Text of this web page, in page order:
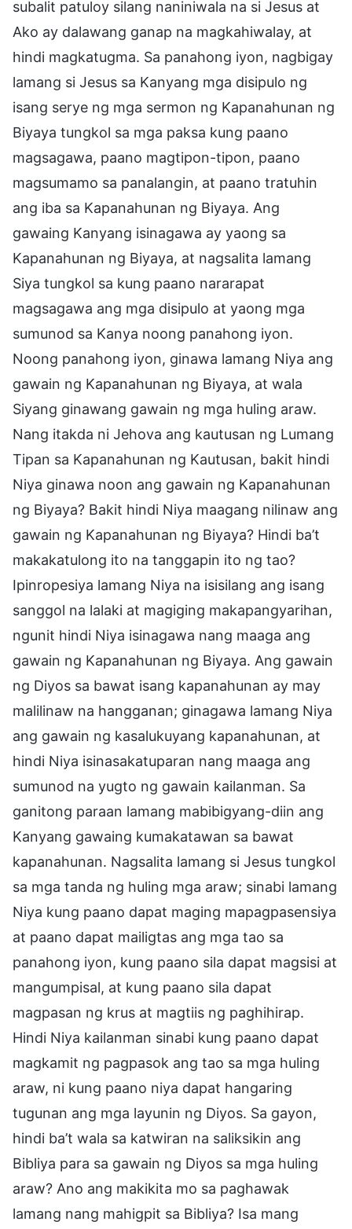
subalit patuloy silang naniniwala na si Jesus at
Ako ay dalawang ganap na magkahiwalay, at
hindi magkatugma. Sa panahong iyon, nagbigay
lamang si Jesus sa Kanyang mga disipulo ng
isang serye ng mga sermon ng Kapanahunan ng
Biyaya tungkol sa mga paksa kung paano
magsagawa, paano magtipon-tipon, paano
magsumamo sa panalangin, at paano tratuhin
ang iba sa Kapanahunan ng Biyaya. Ang
gawaing Kanyang isinagawa ay yaong sa
Kapanahunan ng Biyaya, at nagsalita lamang
Siya tungkol sa kung paano nararapat
magsagawa ang mga disipulo at yaong mga
sumunod sa Kanya noong panahong iyon.
Noong panahong iyon, ginawa lamang Niya ang
gawain ng Kapanahunan ng Biyaya, at wala
Siyang ginawang gawain ng mga huling araw.
Nang itakda ni Jehova ang kautusan ng Lumang
Tipan sa Kapanahunan ng Kautusan, bakit hindi
Niya ginawa noon ang gawain ng Kapanahunan
ng Biyaya? Bakit hindi Niya maagang nilinaw ang
gawain ng Kapanahunan ng Biyaya? Hindi ba’t
makakatulong ito na tanggapin ito ng tao?
Ipinropesiya lamang Niya na isisilang ang isang
sanggol na lalaki at magiging makapangyarihan,
ngunit hindi Niya isinagawa nang maaga ang
gawain ng Kapanahunan ng Biyaya. Ang gawain
ng Diyos sa bawat isang kapanahunan ay may
malilinaw na hangganan; ginagawa lamang Niya
ang gawain ng kasalukuyang kapanahunan, at
hindi Niya isinasakatuparan nang maaga ang
sumunod na yugto ng gawain kailanman. Sa
ganitong paraan lamang mabibigyang-diin ang
Kanyang gawaing kumakatawan sa bawat
kapanahunan. Nagsalita lamang si Jesus tungkol
sa mga tanda ng huling mga araw; sinabi lamang
Niya kung paano dapat maging mapagpasensiya
at paano dapat mailigtas ang mga tao sa
panahong iyon, kung paano sila dapat magsisi at
mangumpisal, at kung paano sila dapat
magpasan ng krus at magtiis ng paghihirap.
Hindi Niya kailanman sinabi kung paano dapat
magkamit ng pagpasok ang tao sa mga huling
araw, ni kung paano niya dapat hangaring
tugunan ang mga layunin ng Diyos. Sa gayon,
hindi ba’t wala sa katwiran na saliksikin ang
Bibliya para sa gawain ng Diyos sa mga huling
araw? Ano ang makikita mo sa paghawak
lamang nang mahigpit sa Bibliya? Isa mang